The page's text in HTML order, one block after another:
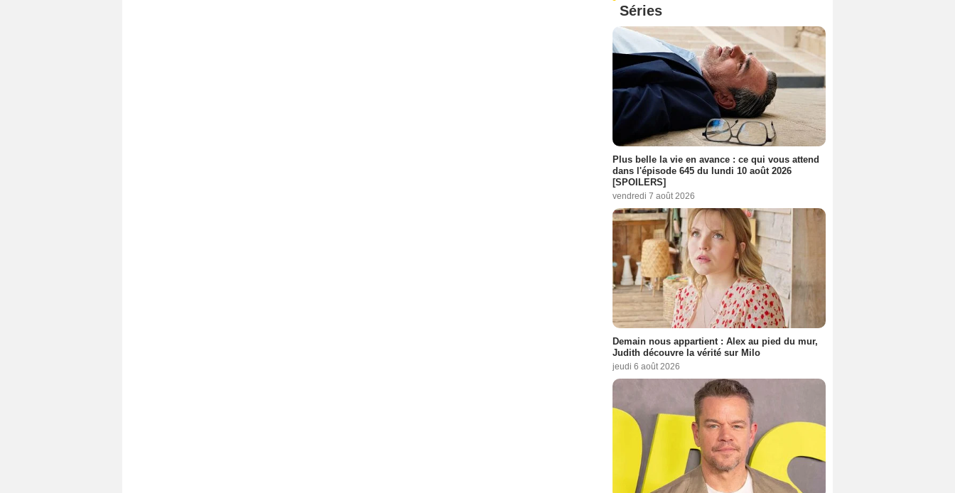
Séries
Plus belle la vie en avance : ce qui vous attend
dans l'épisode 645 du lundi 10 août 2026
[SPOILERS]
vendredi 7 août 2026
Demain nous appartient : Alex au pied du mur,
Judith découvre la vérité sur Milo
jeudi 6 août 2026